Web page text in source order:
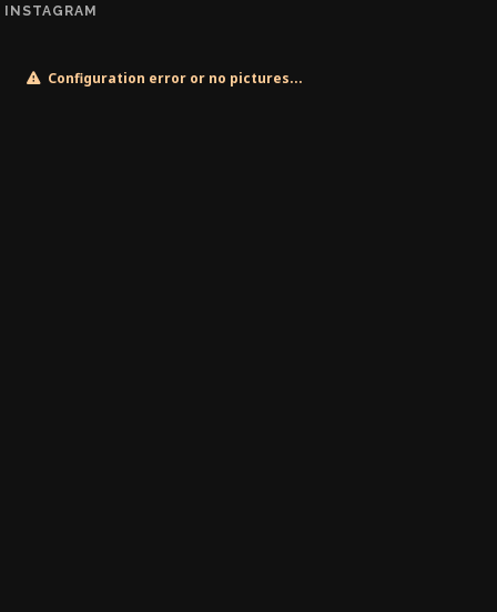
INSTAGRAM
Configuration error or no pictures...